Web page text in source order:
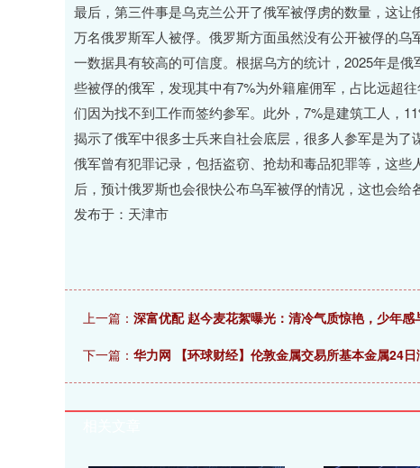
最后，第三件事是乌克兰公开了俄军被俘虏的数量，这
万名俄罗斯军人被俘。俄罗斯方面虽然没有公开被俘的
一数据具有较高的可信度。根据乌方的统计，2025年是
些被俘的俄军，发现其中有7%为外籍雇佣军，占比远超
们因为找不到工作而签约参军。此外，7%是建筑工人，
揭示了俄军中很多士兵来自社会底层，很多人参军是为
俄军曾有犯罪记录，包括盗窃、抢劫和毒品犯罪等，这
后，预计俄罗斯也会很快公布乌军被俘的情况，这也会给
发布于：天津市
上一篇： 深富优配 赵今麦花絮曝光：清冷气质惊艳，少年感
下一篇： 华力网 【环球财经】伦敦金属交易所基本金属24